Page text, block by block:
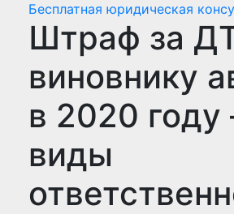
Бесплатная юридическая
Штраф за
виновнику
в 2020
виды